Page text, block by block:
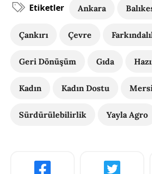
Etiketler Ankara
Çankırı Çevre
Geri Dönüşüm Gıda
Kadın Kadın Dostu
Sürdürülebilirlik Yayla Agro